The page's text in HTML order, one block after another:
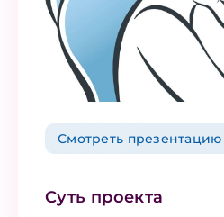
Смотреть презентацию
Суть проекта